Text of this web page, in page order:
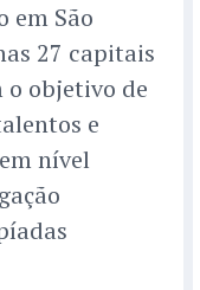
em São
27 capitais
o objetivo de
e
nível